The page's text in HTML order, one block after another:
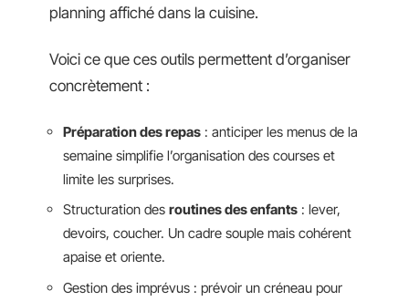
planning affiché dans la cuisine.
Voici ce que ces outils permettent d’organiser
concrètement :
Préparation des repas : anticiper les menus de la
semaine simplifie l’organisation des courses et
limite les surprises.
Structuration des routines des enfants : lever,
devoirs, coucher. Un cadre souple mais cohérent
apaise et oriente.
Gestion des imprévus : prévoir un créneau pour